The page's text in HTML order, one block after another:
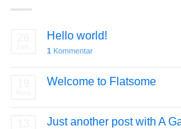
Hello world!
1 Kommentar
Welcome to Flatsome
Just another post with A